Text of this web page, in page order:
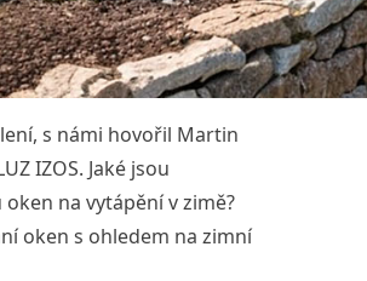
s námi hovořil Martin
IZOS. Jaké jsou
na vytápění v zimě?
oken s ohledem na zimní